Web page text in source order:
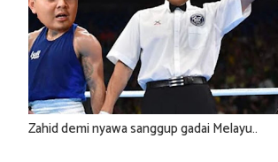
Zahid demi nyawa sanggup gadai Melayu..